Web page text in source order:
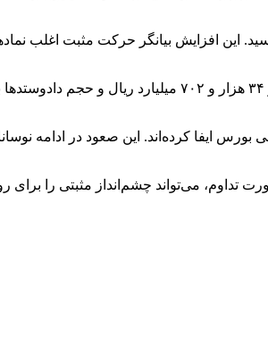
که وضعیت عمومی‌تری از بازار ارائه می‌دهد، با رشد ۴ هزار و ۷۳۹ واحدی به عدد ۷۷۰ هزار و ۱۵۰ واحد
ایفا کرده‌اند. این صعود در ادامه
تداوم، می‌تواند چشم‌انداز مثبتی را برای